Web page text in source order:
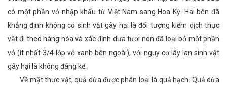
có một phần vỏ nhập khẩu từ Việt Nam sang Hoa Kỳ. Hai bên đã
khẳng định không có sinh vật gây hại là đối tượng kiểm dịch thực
vật đi theo hàng hóa và xác định dưa tươi non đã loại bỏ một phần
vỏ (ít nhất 3/4 lớp vỏ xanh bên ngoài), với nguy cơ lây lan sinh vật
gây hại là không đáng kể.
Về mặt thực vật, quả dừa được phân loại là quả hạch. Quả dừa